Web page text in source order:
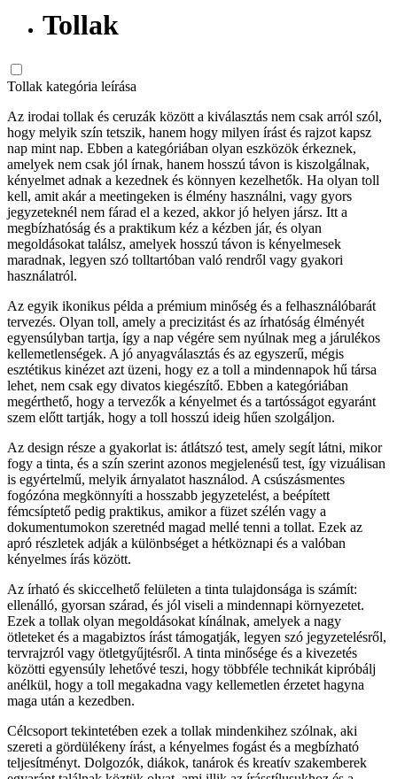
Tollak
Tollak kategória leírása
Az irodai tollak és ceruzák között a kiválasztás nem csak arról szól,
hogy melyik szín tetszik, hanem hogy milyen írást és rajzot kapsz
nap mint nap. Ebben a kategóriában olyan eszközök érkeznek,
amelyek nem csak jól írnak, hanem hosszú távon is kiszolgálnak,
kényelmet adnak a kezednek és könnyen kezelhetők. Ha olyan toll
kell, amit akár a meetingeken is élmény használni, vagy gyors
jegyzeteknél nem fárad el a kezed, akkor jó helyen jársz. Itt a
megbízhatóság és a praktikum kéz a kézben jár, és olyan
megoldásokat találsz, amelyek hosszú távon is kényelmesek
maradnak, legyen szó tolltartóban való rendről vagy gyakori
használatról.
Az egyik ikonikus példa a prémium minőség és a felhasználóbarát
tervezés. Olyan toll, amely a precizitást és az írhatóság élményét
egyensúlyban tartja, így a nap végére sem nyúlnak meg a járulékos
kellemetlenségek. A jó anyagválasztás és az egyszerű, mégis
esztétikus kinézet azt üzeni, hogy ez a toll a mindennapok hű társa
lehet, nem csak egy divatos kiegészítő. Ebben a kategóriában
megérthető, hogy a tervezők a kényelmet és a tartósságot egyaránt
szem előtt tartják, hogy a toll hosszú ideig hűen szolgáljon.
Az design része a gyakorlat is: átlátszó test, amely segít látni, mikor
fogy a tinta, és a szín szerint azonos megjelenésű test, így vizuálisan
is egyértelmű, melyik árnyalatot használod. A csúszásmentes
fogózóna megkönnyíti a hosszabb jegyzetelést, a beépített
fémcsíptető pedig praktikus, amikor a füzet szélén vagy a
dokumentumokon szeretnéd magad mellé tenni a tollat. Ezek az
apró részletek adják a különbséget a hétköznapi és a valóban
kényelmes írás között.
Az írható és skiccelhető felületen a tinta tulajdonsága is számít:
ellenálló, gyorsan szárad, és jól viseli a mindennapi környezetet.
Ezek a tollak olyan megoldásokat kínálnak, amelyek a nagy
ötleteket és a magabiztos írást támogatják, legyen szó jegyzetelésről,
tervrajzról vagy ötletgyűjtésről. A tinta minősége és a kivezetés
közötti egyensúly lehetővé teszi, hogy többféle technikát kipróbálj
anélkül, hogy a toll megakadna vagy kellemetlen érzetet hagyna
maga után a kezedben.
Célcsoport tekintetében ezek a tollak mindenkihez szólnak, aki
szereti a gördülékeny írást, a kényelmes fogást és a megbízható
teljesítményt. Dolgozók, diákok, tanárok és kreatív szakemberek